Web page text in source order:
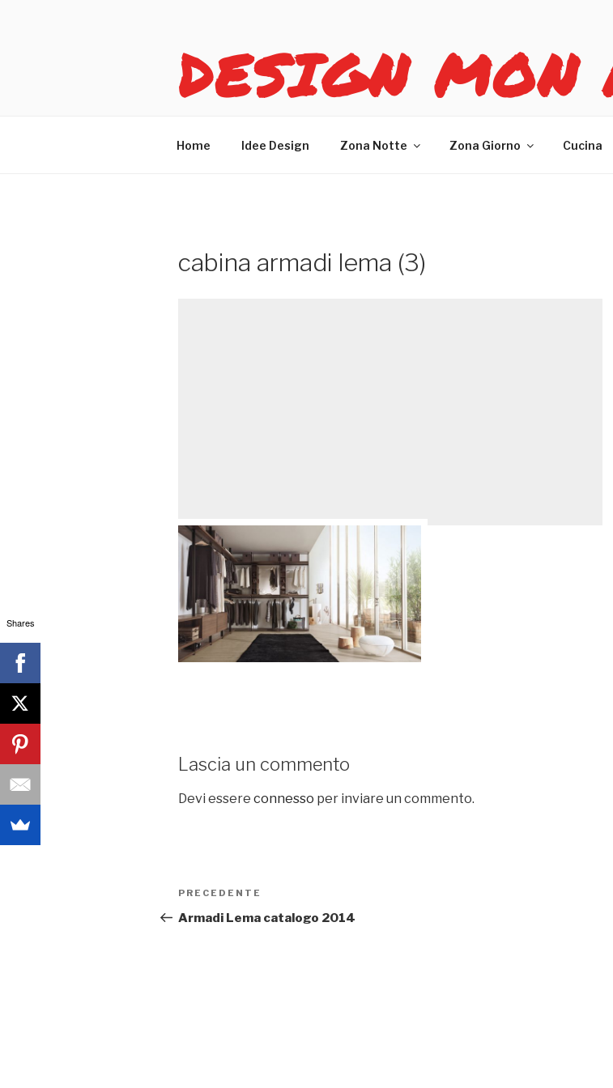
DESIGN MON
Home Idee Design Zona Notte Zona Giorno Cucina
cabina armadi lema (3)
Lascia un commento
Devi essere connesso per inviare un commento.
Navigazione
articoli
Articolo
precedente:
PRECEDENTE
Armadi Lema catalogo 2014
Shares